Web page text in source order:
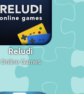
Reludi
Online Games